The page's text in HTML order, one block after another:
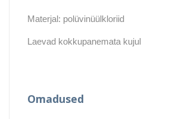
Materjal: polüvinüülkloriid
Laevad kokkupanemata kujul
Omadused